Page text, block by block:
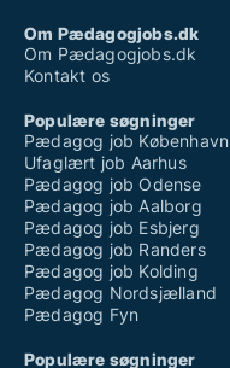
Om Pædagogjobs.dk
Om Pædagogjobs.dk
Kontakt os
Populære søgninger
Pædagog job København
Ufaglært job Aarhus
Pædagog job Odense
Pædagog job Aalborg
Pædagog job Esbjerg
Pædagog job Randers
Pædagog job Kolding
Pædagog Nordsjælland
Pædagog Fyn
Populære søgninger